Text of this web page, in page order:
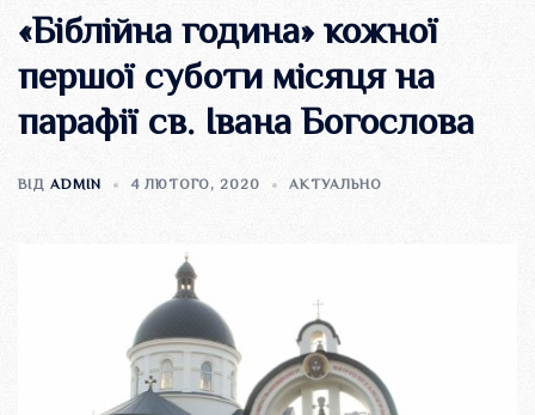
«Біблійна година» кожної
першої суботи місяця на
парафії св. Івана Богослова
ВІД ADMIN 4 ЛЮТОГО, 2020 АКТУАЛЬНО